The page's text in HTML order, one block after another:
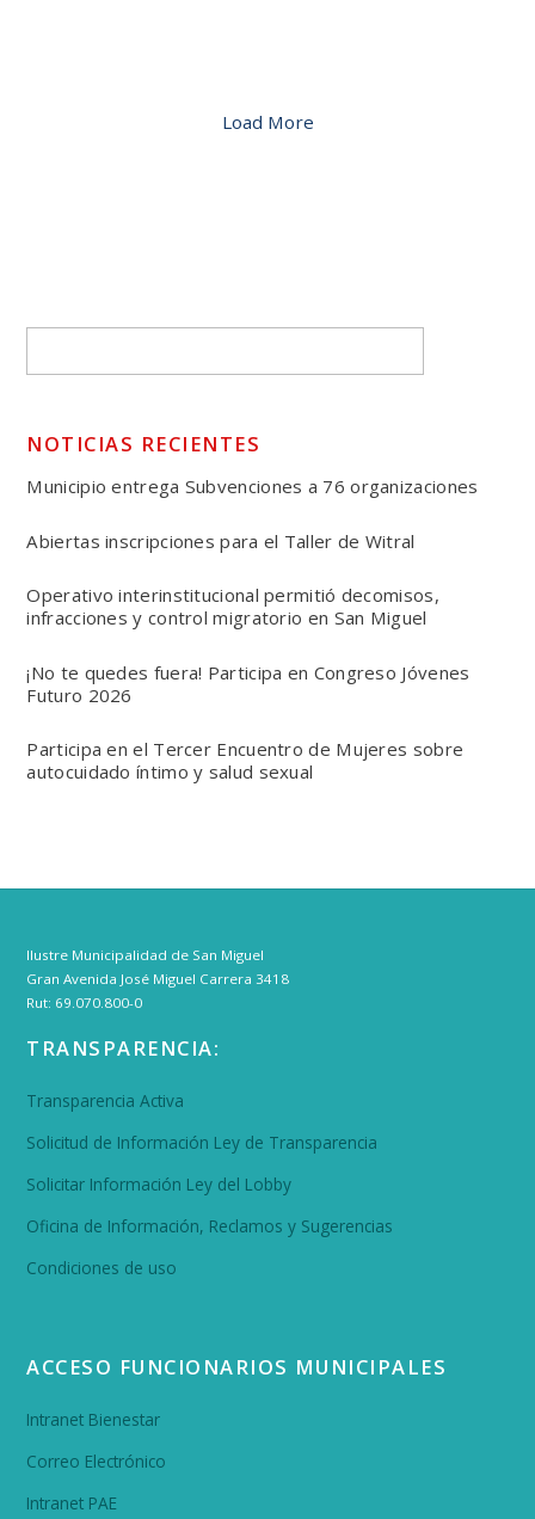
Load More
NOTICIAS RECIENTES
Municipio entrega Subvenciones a 76 organizaciones
Abiertas inscripciones para el Taller de Witral
Operativo interinstitucional permitió decomisos,
infracciones y control migratorio en San Miguel
¡No te quedes fuera! Participa en Congreso Jóvenes
Futuro 2026
Participa en el Tercer Encuentro de Mujeres sobre
autocuidado íntimo y salud sexual
Ilustre Municipalidad de San Miguel
Gran Avenida José Miguel Carrera 3418
Rut: 69.070.800-0
TRANSPARENCIA:
Transparencia Activa
Solicitud de Información Ley de Transparencia
Solicitar Información Ley del Lobby
Oficina de Información, Reclamos y Sugerencias
Condiciones de uso
ACCESO FUNCIONARIOS MUNICIPALES
Intranet Bienestar
Correo Electrónico
Intranet PAE